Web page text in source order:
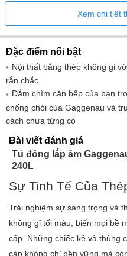
Connect) không dây qua
Việc sử dụng chức năng
biết thêm thông tin, vui lòng
Đóng băng
Công nghệ không đóng băng
nhiệt độ -30 °C.
Ngăn đông 4 sao.
4 kệ kính an toàn, kính trắng,
độ cao riêng lẻ.
Xem chi tiết
Đặc điểm nổi bật
Nội thất bằng thép không gỉ
rắn chắc
Đắm chìm căn bếp của bạn
chống chói của Gaggenau và
cách chưa từng có
Bài viết đánh giá
Tủ đông lắp âm
240L
Sự Tinh Tế Của
Trải nghiệm sự sang trọng và
không gỉ tối màu, biến mọi bề
cấp. Những chiếc kệ và thùng
cáp không chỉ bền vững mà